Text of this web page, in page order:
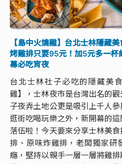
【島中火燒雞】台北士林隱藏
烤雞排只要95元！加5元多一杯
幕必吃宵夜
台北士林社子必吃的隱藏美
雞】，士林夜市是台灣出名的
子夜弄土地公更是吸引上千人
逛街吃喝玩樂之外，新開幕的
落伍啦！今天要來分享士林美
排、原味炸雞排，老闆獨家研
癮，堅持以親手一層一層將雞